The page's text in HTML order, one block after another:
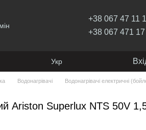
+38 067 47 11
+38 067 471
Укр
Водонагрівачі
Водонагрівачі електричні
Ariston Superlux NTS 50V